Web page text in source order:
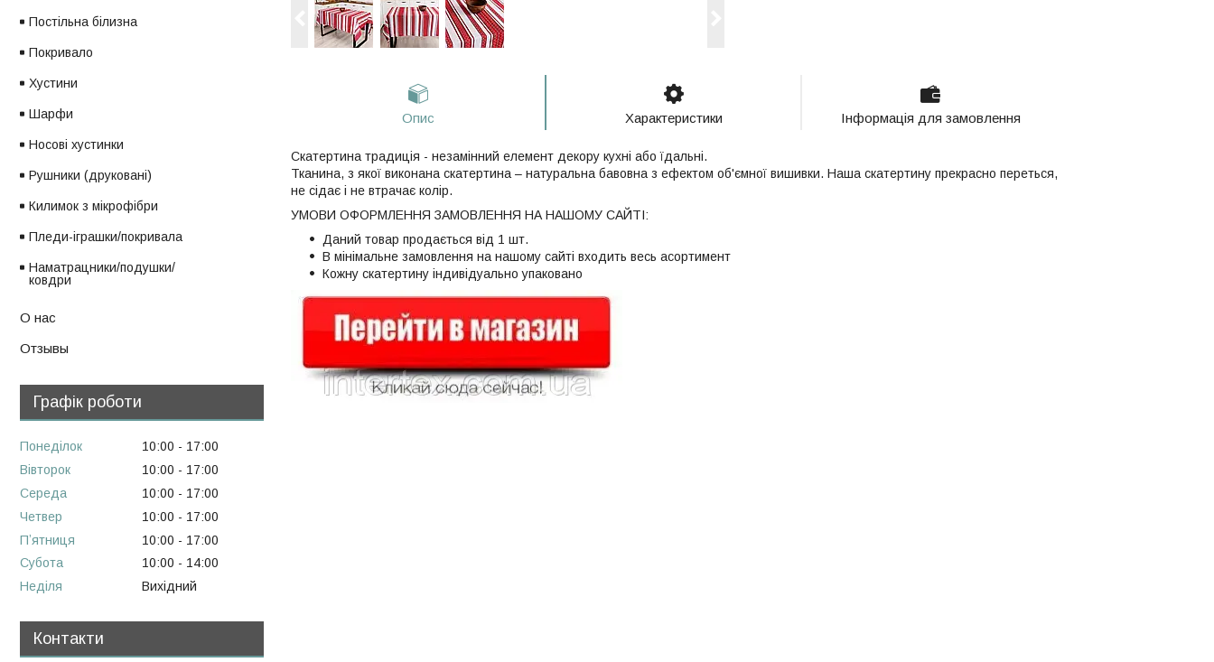
Опис Характеристики Інформація для замовлення
Скатертина традиція - незамінний елемент декору кухні або їдальні.
Тканина, з якої виконана скатертина – натуральна бавовна з ефектом об'ємної вишивки. Наша скатертину прекрасно переться,
не сідає і не втрачає колір.
УМОВИ ОФОРМЛЕННЯ ЗАМОВЛЕННЯ НА НАШОМУ САЙТІ:
Даний товар продається від 1 шт.
В мінімальне замовлення на нашому сайті входить весь асортимент
Кожну скатертину індивідуально упаковано
Постільна білизна
Покривало
Хустини
Шарфи
Носові хустинки
Рушники (друковані)
Килимок з мікрофібри
Пледи-іграшки/покривала
Наматрацники/подушки/
ковдри
О нас
Отзывы
Графік роботи
Понеділок 10:00
17:00
Вівторок
10:00
17:00
Середа
10:00
17:00
Четвер
10:00
17:00
Пʼятниця
10:00
17:00
Субота
10:00
14:00
Неділя
Вихідний
Контакти